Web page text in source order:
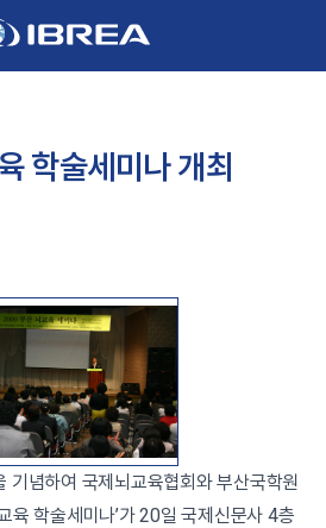
학술세미나 개최
기념하여 국제뇌교육협회와 부산국학원
육 학술세미나’가 20일 국제신문사 4층